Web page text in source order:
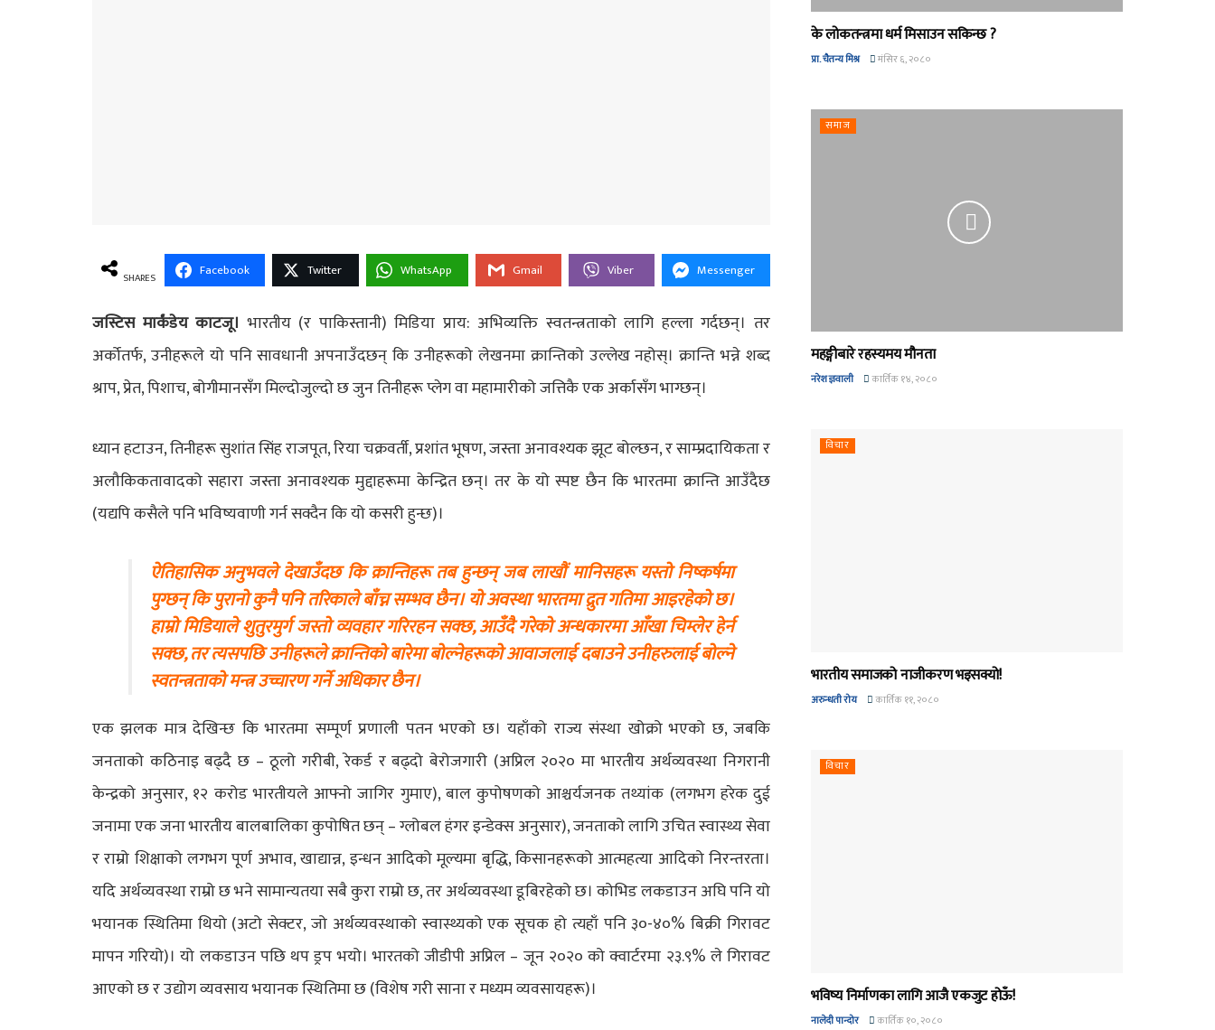
SHARES Facebook Twitter WhatsApp Gmail Viber Messenger
जस्टिस मार्कंडेय काटजू। भारतीय (र पाकिस्तानी) मिडिया प्राय: अभिव्यक्ति स्वतन्त्रताको लागि हल्ला गर्दछन्। तर
अर्कोतर्फ, उनीहरूले यो पनि सावधानी अपनाउँदछन् कि उनीहरूको लेखनमा क्रान्तिको उल्लेख नहोस्। क्रान्ति भन्ने शब्द
श्राप, प्रेत, पिशाच, बोगीमानसँग मिल्दोजुल्दो छ जुन तिनीहरू प्लेग वा महामारीको जत्तिकै एक अर्कासँग भाग्छन्।
ध्यान हटाउन, तिनीहरू सुशांत सिंह राजपूत, रिया चक्रवर्ती, प्रशांत भूषण, जस्ता अनावश्यक झूट बोल्छन, र साम्प्रदायिकता र
अलौकिकतावादको सहारा जस्ता अनावश्यक मुद्दाहरूमा केन्द्रित छन्। तर के यो स्पष्ट छैन कि भारतमा क्रान्ति आउँदैछ
(यद्यपि कसैले पनि भविष्यवाणी गर्न सक्दैन कि यो कसरी हुन्छ)।
ऐतिहासिक अनुभवले देखाउँदछ कि क्रान्तिहरू तब हुन्छन् जब लाखौं मानिसहरू यस्तो निष्कर्षमा
पुग्छन् कि पुरानो कुनै पनि तरिकाले बाँच्न सम्भव छैन। यो अवस्था भारतमा द्रुत गतिमा आइरहेको छ।
हाम्रो मिडियाले शुतुरमुर्ग जस्तो व्यवहार गरिरहन सक्छ, आउँदै गरेको अन्धकारमा आँखा चिम्लेर हेर्न
सक्छ, तर त्यसपछि उनीहरूले क्रान्तिको बारेमा बोल्नेहरूको आवाजलाई दबाउने उनीहरुलाई बोल्ने
स्वतन्त्रताको मन्त्र उच्चारण गर्ने अधिकार छैन।
एक झलक मात्र देखिन्छ कि भारतमा सम्पूर्ण प्रणाली पतन भएको छ। यहाँको राज्य संस्था खोक्रो भएको छ, जबकि
जनताको कठिनाइ बढ्दै छ – ठूलो गरीबी, रेकर्ड र बढ्दो बेरोजगारी (अप्रिल २०२० मा भारतीय अर्थव्यवस्था निगरानी
केन्द्रको अनुसार, १२ करोड भारतीयले आफ्नो जागिर गुमाए), बाल कुपोषणको आश्चर्यजनक तथ्या‌ंक (लगभग हरेक दुई
जनामा एक जना भारतीय बालबालिका कुपोषित छन् – ग्लोबल हंगर इन्डेक्स अनुसार), जनताको लागि उचित स्वास्थ्य सेवा
र राम्रो शिक्षाको लगभग पूर्ण अभाव, खाद्यान्न, इन्धन आदिको मूल्यमा बृद्धि, किसानहरूको आत्महत्या आदिको निरन्तरता।
यदि अर्थव्यवस्था राम्रो छ भने सामान्यतया सबै कुरा राम्रो छ, तर अर्थव्यवस्था डूबिरहेको छ। कोभिड लकडाउन अघि पनि यो
भयानक स्थितिमा थियो (अटो सेक्टर, जो अर्थव्यवस्थाको स्वास्थ्यको एक सूचक हो त्यहाँ पनि ३०-४०% बिक्री गिरावट
मापन गरियो)। यो लकडाउन पछि थप ड्रप भयो। भारतको जीडीपी अप्रिल – जून २०२० को क्वार्टरमा २३‍‍.९% ले गिरावट
आएको छ र उद्योग व्यवसाय भयानक स्थितिमा छ (विशेष गरी साना र मध्यम व्यवसायहरू)।
के लोकतन्त्रमा धर्म मिसाउन सकिन्छ ?
प्रा. चैतन्य मिश्र मंसिर ६, २०८०
समाज
महङ्गीबारे रहस्यमय मौनता
नरेश ज्ञवाली कार्तिक १४, २०८०
विचार
भारतीय समाजको नाजीकरण भइसक्यो!
अरुन्धती रोय कार्तिक ११, २०८०
विचार
भविष्य निर्माणका लागि आजै एकजुट होऊँ!
नालेदी पान्दोर कार्तिक १०, २०८०